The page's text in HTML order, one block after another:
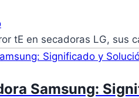
tE en secadoras LG, sus
Samsung: